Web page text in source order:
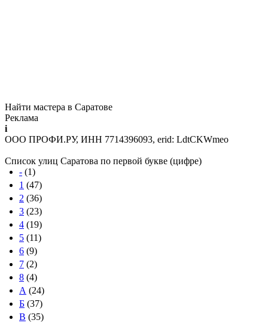
Найти мастера в Саратове
Реклама
i
ООО ПРОФИ.РУ, ИНН 7714396093, erid: LdtCKWmeo
Список улиц Саратова по первой букве (цифре)
- (1)
1 (47)
2 (36)
3 (23)
4 (19)
5 (11)
6 (9)
7 (2)
8 (4)
А (24)
Б (37)
В (35)